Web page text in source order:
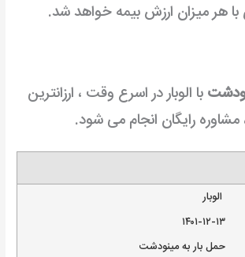
هر میزان ارزش بیمه خواهد شد.
با الوبار در اسرع وقت ، ارزانترین
مشاوره رایگان انجام می شود.
الوبار
۱۴۰۱-۱۲-۱۳
حمل بار به مینودشت